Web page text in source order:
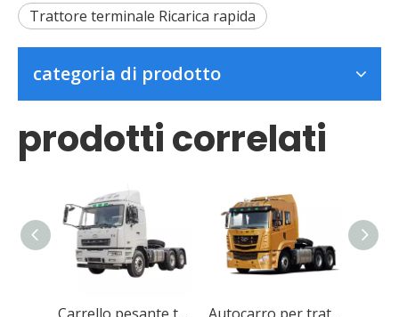
Trattore terminale Ricarica rapida
categoria di prodotto
prodotti correlati